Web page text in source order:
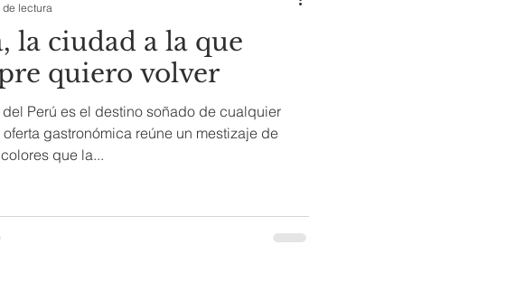
la ciudad a la que
quiero volver
Perú es el destino soñado de cualquier
gastronómica reúne un mestizaje de
que la...
de lectura